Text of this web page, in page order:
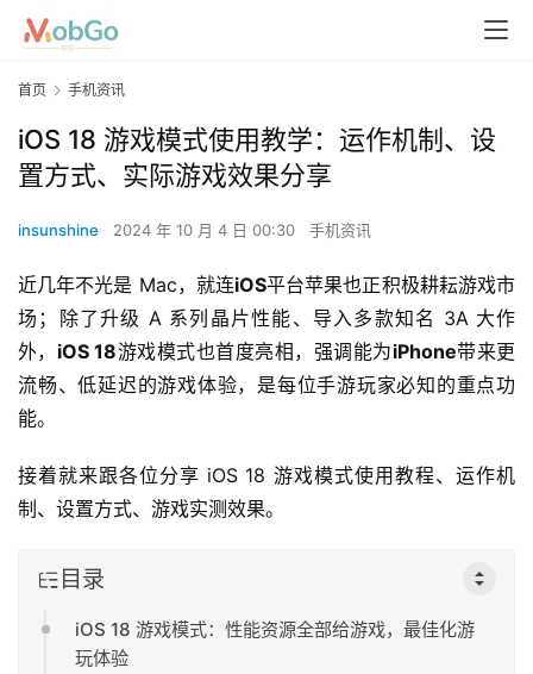
首页 手机资讯
iOS 18 游戏模式使用教学：运作机制、设
置方式、实际游戏效果分享
insunshine 2024 年 10 月 4 日 00:30 手机资讯
近几年不光是 Mac，就连iOS平台苹果也正积极耕耘游戏市
场；除了升级 A 系列晶片性能、导入多款知名 3A 大作
外， iOS 18游戏模式也首度亮相，强调能为iPhone带来更
流畅、低延迟的游戏体验，是每位手游玩家必知的重点功
能。
接着就来跟各位分享 iOS 18 游戏模式使用教程、运作机
制、设置方式、游戏实测效果。
目录
iOS 18 游戏模式：性能资源全部给游戏，最佳化游
玩体验